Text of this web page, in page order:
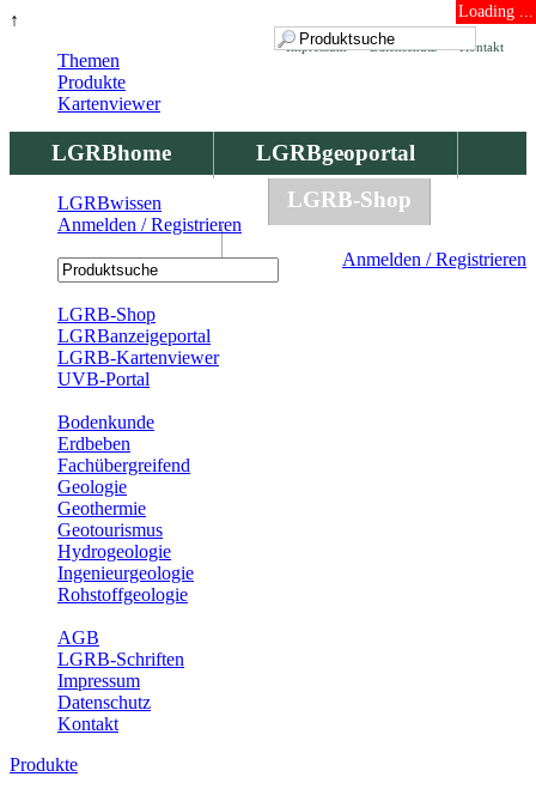
↑ Loading ...
Kontakt
Datenschutz
Impressum
LGRBhome
LGRBgeoportal
LGRBbohrungen
LGRB-Shop
Anmelden / Registrieren
Themen
Produkte
Kartenviewer
LGRBwissen
Anmelden / Registrieren
LGRB-Shop
LGRBanzeigeportal
LGRB-Kartenviewer
UVB-Portal
Bodenkunde
Erdbeben
Fachübergreifend
Geologie
Geothermie
Geotourismus
Hydrogeologie
Ingenieurgeologie
Rohstoffgeologie
AGB
LGRB-Schriften
Impressum
Datenschutz
Kontakt
Produkte